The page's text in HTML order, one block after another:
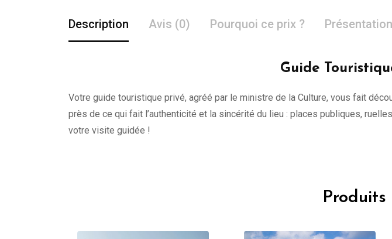
Description Avis (0) Pourquoi ce prix ?
Guide
Votre guide touristique privé, agréé par le ministre de la Culture, vous fait
près de ce qui fait l’authenticité et la sincérité du lieu : places publiques,
votre visite guidée !
Produits